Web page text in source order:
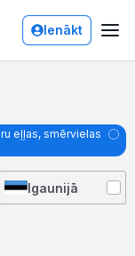
Ienākt
eļļas, smērvielas
Igaunijā